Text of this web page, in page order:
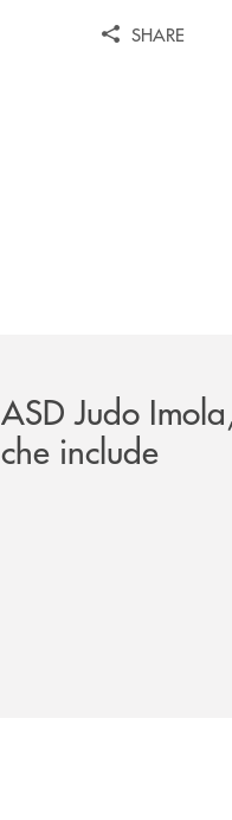
SHARE
ASD Judo
che include